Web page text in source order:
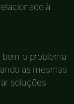
à
o problema
as mesmas
soluções